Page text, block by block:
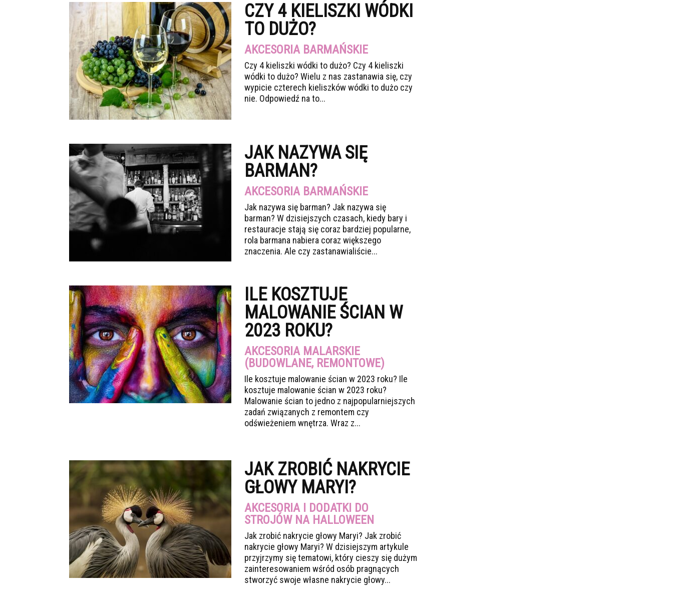
CZY 4 KIELISZKI WÓDKI
TO DUŻO?
AKCESORIA BARMAŃSKIE
Czy 4 kieliszki wódki to dużo? Czy 4 kieliszki
wódki to dużo? Wielu z nas zastanawia się, czy
wypicie czterech kieliszków wódki to dużo czy
nie. Odpowiedź na to...
JAK NAZYWA SIĘ
BARMAN?
AKCESORIA BARMAŃSKIE
Jak nazywa się barman? Jak nazywa się
barman? W dzisiejszych czasach, kiedy bary i
restauracje stają się coraz bardziej popularne,
rola barmana nabiera coraz większego
znaczenia. Ale czy zastanawialiście...
ILE KOSZTUJE
MALOWANIE ŚCIAN W
2023 ROKU?
AKCESORIA MALARSKIE
(BUDOWLANE, REMONTOWE)
Ile kosztuje malowanie ścian w 2023 roku? Ile
kosztuje malowanie ścian w 2023 roku?
Malowanie ścian to jedno z najpopularniejszych
zadań związanych z remontem czy
odświeżeniem wnętrza. Wraz z...
JAK ZROBIĆ NAKRYCIE
GŁOWY MARYI?
AKCESORIA I DODATKI DO
STROJÓW NA HALLOWEEN
Jak zrobić nakrycie głowy Maryi? Jak zrobić
nakrycie głowy Maryi? W dzisiejszym artykule
przyjrzymy się tematowi, który cieszy się dużym
zainteresowaniem wśród osób pragnących
stworzyć swoje własne nakrycie głowy...